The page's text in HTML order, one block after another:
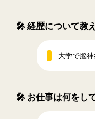
🎤 経歴について教
大学で脳
🎤 お仕事は何をし